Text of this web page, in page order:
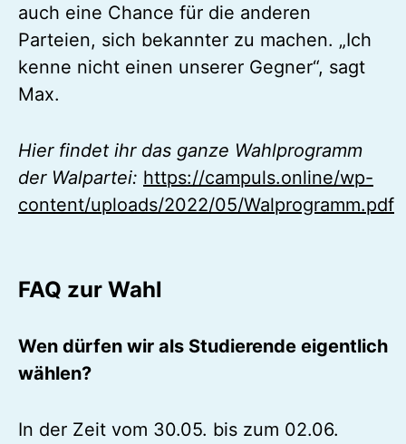
auch eine Chance für die anderen
Parteien, sich bekannter zu machen. „Ich
kenne nicht einen unserer Gegner“, sagt
Max.
Hier findet ihr das ganze Wahlprogramm
der Walpartei: https://campuls.online/wp-
content/uploads/2022/05/Walprogramm.pdf
FAQ zur Wahl
Wen dürfen wir als Studierende eigentlich
wählen?
In der Zeit vom 30.05. bis zum 02.06.